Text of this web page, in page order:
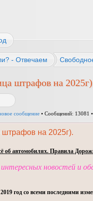
- Отвечаем
штрафов на
сообщение • Сообщений: 13081 •
штрафов на 2025г).
об автомобилях. Правила
интересных новостей и
год со всеми последними